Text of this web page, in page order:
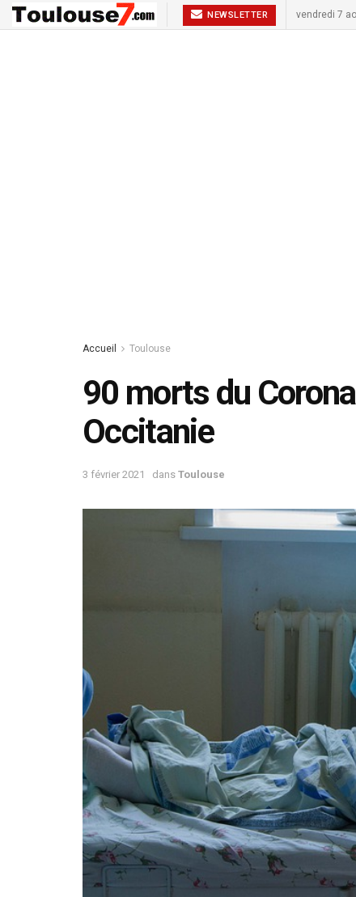
NEWSLETTER vendredi 7
Accueil Toulouse
90 morts du
Occitanie
3 février 2021 dans Toulouse